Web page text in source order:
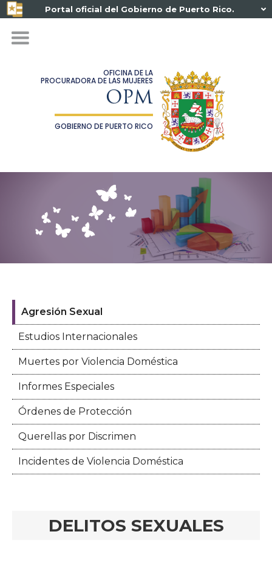
Portal oficial del Gobierno de Puerto Rico. 
OFICINA DE LA
PROCURADORA DE LAS MUJERES
OPM
GOBIERNO DE PUERTO RICO
Agresión Sexual
Estudios Internacionales
Muertes por Violencia Doméstica
Informes Especiales
Órdenes de Protección
Querellas por Discrimen
Incidentes de Violencia Doméstica
DELITOS SEXUALES